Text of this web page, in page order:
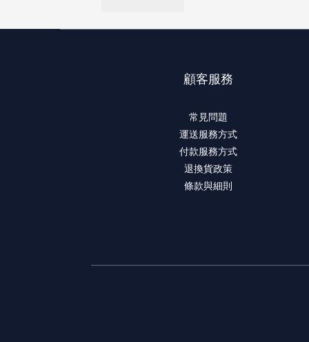
顧客服務
常見問題
運送服務方式
付款服務方式
退換貨政策
條款與細則